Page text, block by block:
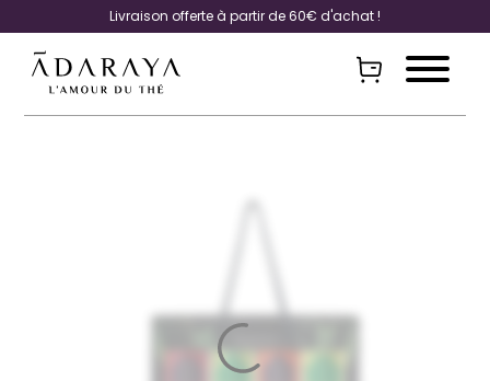
Livraison offerte à partir de 60€ d'achat !